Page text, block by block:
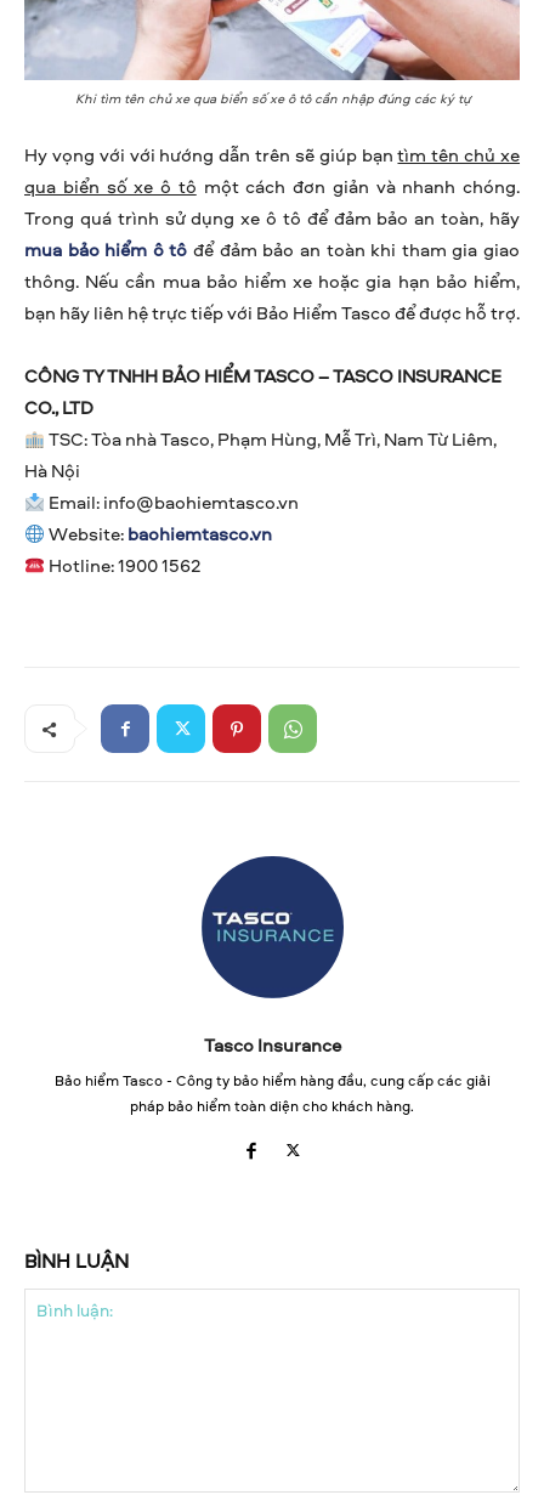
Khi tìm tên chủ xe qua biển số xe ô tô cần nhập đúng các ký tự
Hy vọng với với hướng dẫn trên sẽ giúp bạntìm tên chủ xe
qua biển số xe ô tô một cách đơn giản và nhanh chóng.
Trong quá trình sử dụng xe ô tô để đảm bảo an toàn, hãy
mua bảo hiểm ô tô để đảm bảo an toàn khi tham gia giao
thông. Nếu cần mua bảo hiểm xe hoặc gia hạn bảo hiểm,
bạn hãy liên hệ trực tiếp với Bảo Hiểm Tasco để được hỗ trợ.
CÔNG TY TNHH BẢO HIỂM TASCO – TASCO INSURANCE
CO., LTD
TSC: Tòa nhà Tasco, Phạm Hùng, Mễ Trì, Nam Từ Liêm,
Hà Nội
Email:info@baohiemtasco.vn
Website:baohiemtasco.vn
Hotline: 1900 1562
Tasco Insurance
Bảo hiểm Tasco - Công ty bảo hiểm hàng đầu, cung cấp các giải
pháp bảo hiểm toàn diện cho khách hàng.
BÌNH LUẬN